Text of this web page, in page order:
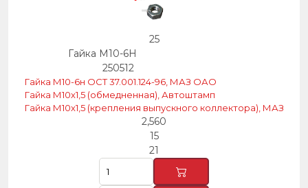
25
Гайка М10-6Н
250512
Гайка М10-6н ОСТ 37.001.124-96, МАЗ ОАО
Гайка М10х1,5 (обмедненная), Автоштамп
Гайка М10х1,5 (крепления выпускного коллектора), МАЗ
2,560
15
21